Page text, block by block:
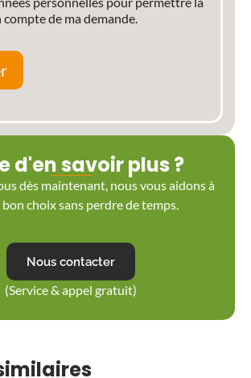
compte de ma demande.
d'en savoir plus ?
dès maintenant, nous vous aidons à
choix sans perdre de temps.
Nous contacter
(Service & appel gratuit)